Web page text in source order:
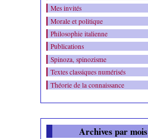
Mes invités
Morale et politique
Philosophie italienne
Publications
Spinoza, spinozisme
Textes classiques numérisés
Théorie de la connaissance
Archives par mois